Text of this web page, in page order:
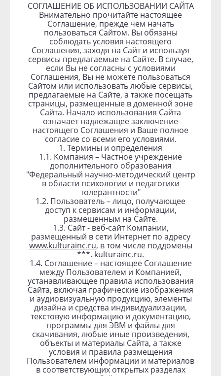
СОГЛАШЕНИЕ ОБ ИСПОЛЬЗОВАНИИ САЙТА
Внимательно прочитайте настоящее
Соглашение, прежде чем начать
пользоваться Сайтом. Вы обязаны
соблюдать условия настоящего
Соглашения, заходя на Сайт и используя
сервисы предлагаемые на Сайте. В случае,
если Вы не согласны с условиями
Соглашения, Вы не можете пользоваться
Сайтом или использовать любые сервисы,
предлагаемые на Сайте, а также посещать
страницы, размещенные в доменной зоне
Сайта. Начало использования Сайта
означает надлежащее заключение
настоящего Соглашения и Ваше полное
согласие со всеми его условиями.
1. Термины и определения
1.1. Компания – Частное учреждение
дополнительного образования
"Федеральный научно-методический центр
в области психологии и педагогики
толерантности"
1.2. Пользователь – лицо, получающее
доступ к сервисам и информации,
размещенным на Сайте.
1.3. Сайт - веб-сайт Компании,
размещенный в сети Интернет по адресу
www.kulturainc.ru, в том числе поддомены
***. kulturainc.ru.
1.4. Соглашение – настоящее Соглашение
между Пользователем и Компанией,
устанавливающее правила использования
Сайта, включая графические изображения
и аудиовизуальную продукцию, элементы
дизайна и средства индивидуализации,
текстовую информацию и документацию,
программы для ЭВМ и файлы для
скачивания, любые иные произведения,
объекты и материалы Сайта, а также
условия и правила размещения
Пользователем информации и материалов
в соответствующих открытых разделах